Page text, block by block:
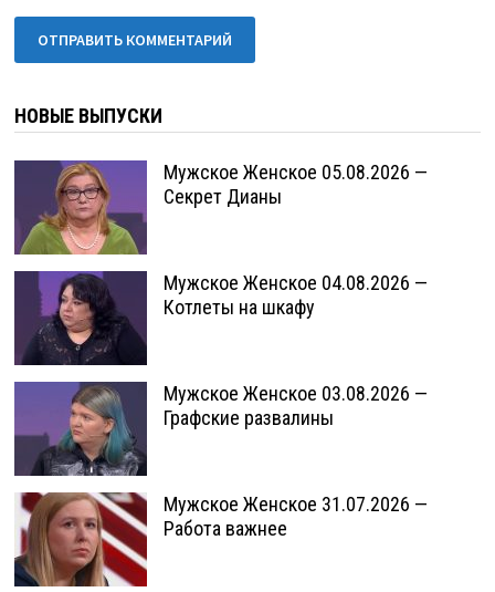
НОВЫЕ ВЫПУСКИ
Мужское Женское 05.08.2026 —
Секрет Дианы
Мужское Женское 04.08.2026 —
Котлеты на шкафу
Мужское Женское 03.08.2026 —
Графские развалины
Мужское Женское 31.07.2026 —
Работа важнее